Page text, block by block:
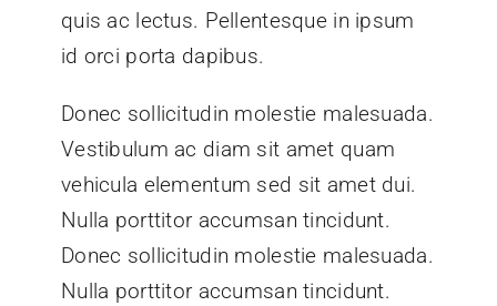
quis ac lectus. Pellentesque in ipsum
id orci porta dapibus.
Donec sollicitudin molestie malesuada.
Vestibulum ac diam sit amet quam
vehicula elementum sed sit amet dui.
Nulla porttitor accumsan tincidunt.
Donec sollicitudin molestie malesuada.
Nulla porttitor accumsan tincidunt.